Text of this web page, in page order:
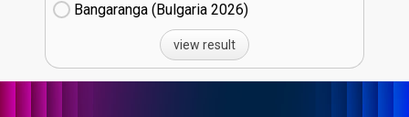
Bangaranga (Bulgaria
26)
view result